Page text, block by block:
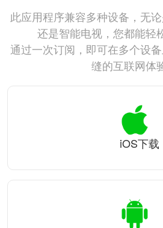
此应用程序兼容多种设备，无
还是智能电视，您都能轻
通过一次订阅，即可在多个设
缝的互联网体
iOS下载